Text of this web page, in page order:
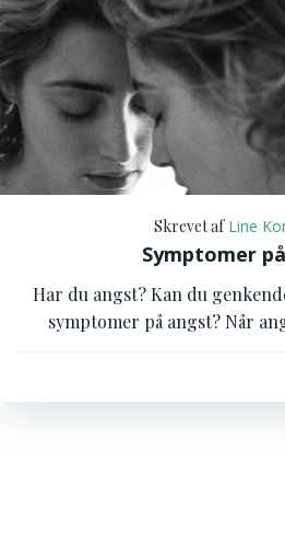
Skrevet af Line
Symptomer
Har du angst? Kan du
symptomer på angst? Når